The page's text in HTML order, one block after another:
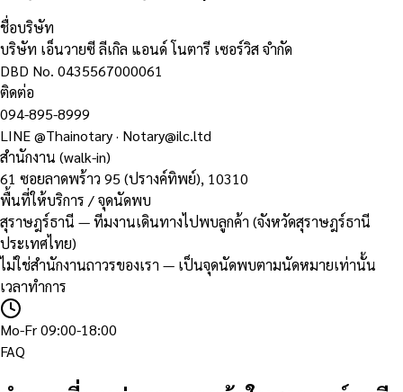
ชื่อบริษัท
บริษัท เอ็นวายซี ลีเกิล แอนด์ โนตารี เซอร์วิส จำกัด
DBD No. 0435567000061
ติดต่อ
094-895-8999
LINE@Thainotary· Notary@ilc.ltd
สำนักงาน (walk-in)
61 ซอยลาดพร้าว 95 (ปรางค์ทิพย์), 10310
พื้นที่ให้บริการ / จุดนัดพบ
สุราษฎร์ธานี — ทีมงานเดินทางไปพบลูกค้า (จังหวัดสุราษฎร์ธานี
ประเทศไทย)
ไม่ใช่สำนักงานถาวรของเรา — เป็นจุดนัดพบตามนัดหมายเท่านั้น
เวลาทำการ
Mo-Fr 09:00-18:00
FAQ